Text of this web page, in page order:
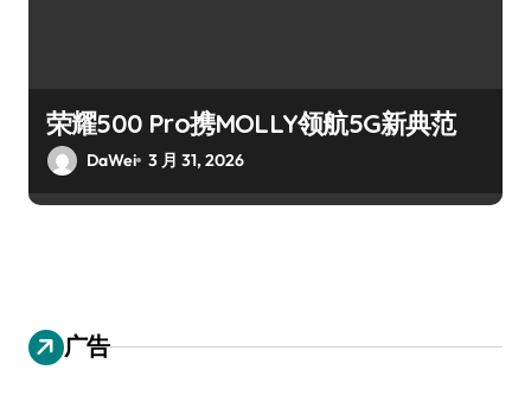
荣耀500 Pro携MOLLY领航5G新典范
DaWei 3 月 31, 2026
广告